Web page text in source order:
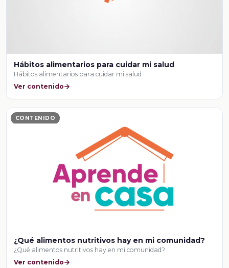
Hábitos alimentarios para cuidar mi salud
Hábitos alimentarios para cuidar mi salud
Ver contenido
CONTENIDO
¿Qué alimentos nutritivos hay en mi comunidad?
¿Qué alimentos nutritivos hay en mi comunidad?
Ver contenido